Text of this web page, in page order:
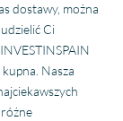
dostawy, można
Ci
Nasza